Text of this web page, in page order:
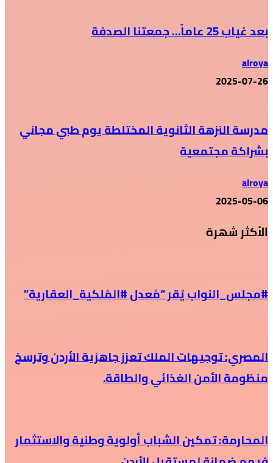
بعد غياب 25 عاماً… جمعتنا الصدفة
alroya
2025-07-26
مدرسة النزهة الثانوية المختلطة يوم طبي مجاني
بشراكة مجتمعية
alroya
2025-05-06
الأكثر شهرة
#مجلس_النواب يُقر “مُعدل #المُلكية_العقارية”
المصري: توجيهات الملك تعزز جاهزية الأردن وترسخ
منظومة الأمن الغذائي والطاقة.
المحارمة: تمكين الشباب أولوية وطنية والاستثمار